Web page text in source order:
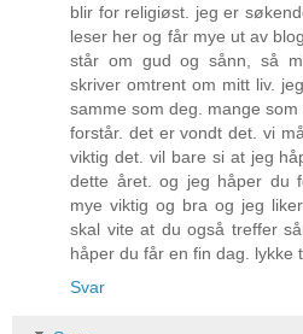
blir for religiøst. jeg er
leser her og får mye ut av
står om gud og sånn, så
skriver omtrent om mitt liv.
samme som deg. mange
forstår. det er vondt det. vi
viktig det. vil bare si at jeg
dette året. og jeg håper du
mye viktig og bra og jeg
skal vite at du også treffer
håper du får en fin dag. lykke
Svar